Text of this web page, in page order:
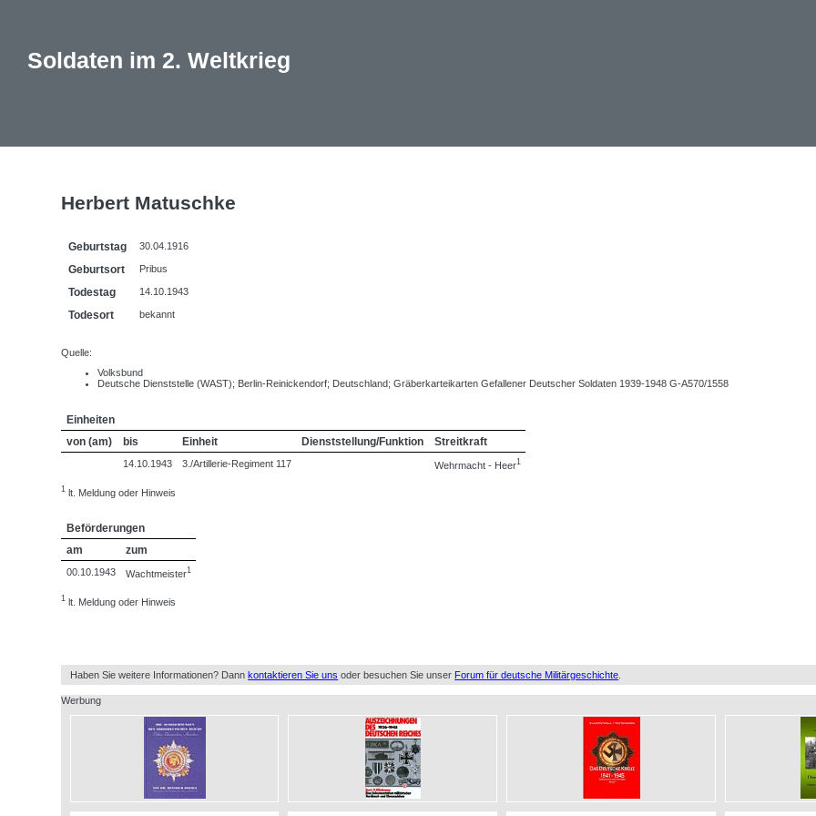
Soldaten im 2. Weltkrieg
Herbert Matuschke
Geburtstag 30.04.1916
Geburtsort Pribus
Todestag 14.10.1943
Todesort bekannt
Quelle:
Volksbund
Deutsche Dienststelle (WAST); Berlin-Reinickendorf; Deutschland; Gräberkarteikarten Gefallener Deutscher Soldaten 1939-1948 G-A570/1558
Einheiten
von (am)
bis Einheit Dienststellung/Funktion Streitkraft
14.10.1943 3./Artillerie-Regiment 117 Wehrmacht - Heer1
1 lt. Meldung oder Hinweis
Beförderungen
am
zum
00.10.1943 Wachtmeister1
1 lt. Meldung oder Hinweis
Haben Sie weitere Informationen? Dann kontaktieren Sie uns oder besuchen Sie unser Forum für deutsche Militärgeschichte
Werbung